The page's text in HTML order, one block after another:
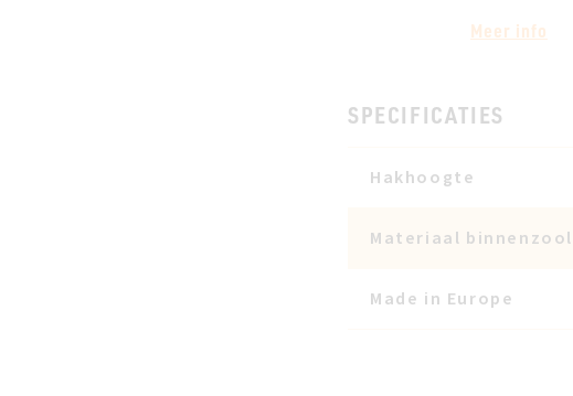
Meer info
SPECIFICATIES
Hakhoogte
Materiaal binnenzool
Made in Europe